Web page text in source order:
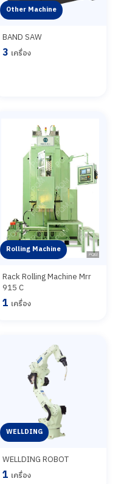
Other Machine
BAND SAW
3 เครื่อง
Rolling Machine
Rack Rolling Machine Mrr
915 C
1 เครื่อง
WELLDING
WELLDING ROBOT
1 เครื่อง